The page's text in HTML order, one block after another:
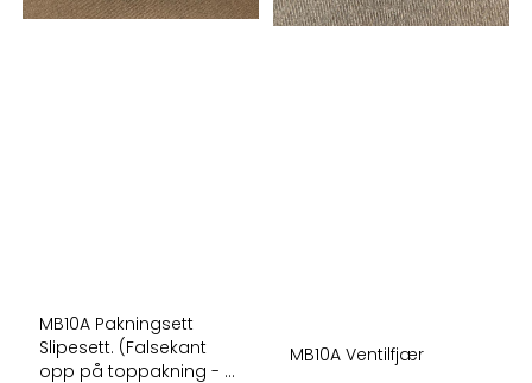
MB10A Pakningsett
Slipesett. (Falsekant
opp på toppakning - ...
MB10A Ventilfjær